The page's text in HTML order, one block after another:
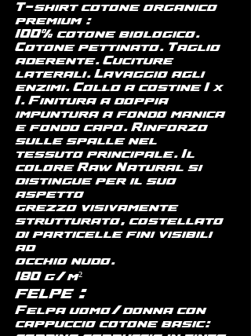
T-shirt cotone organico
premium :
100% cotone biologico.
Cotone pettinato. Taglio
aderente. Cuciture
laterali. Lavaggio agli
enzimi. Collo a costine 1 x
1. Finitura a doppia
impuntura a fondo manica
e fondo capo. Rinforzo
sulle spalle nel
tessuto principale. Il
colore Raw Natural si
distingue per il suo
aspetto
grezzo visivamente
strutturato, costellato
di particelle fini visibili
ad
occhio nudo.
180 g/m²
FELPE ​:
Felpa uomo/donna con
cappuccio cotone basic: